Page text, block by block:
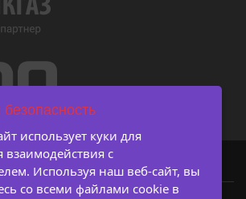
использует куки для
с
Используя наш веб-сайт, вы
со всеми файлами cookie в